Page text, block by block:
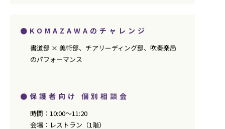
●KOMAZAWAのチャレンジ
書道部 × 美術部、チアリーディング部、吹奏楽局
のパフォーマンス
●保護者向け 個別相談会
時間：10:00～11:20
会場：レストラン（1階）